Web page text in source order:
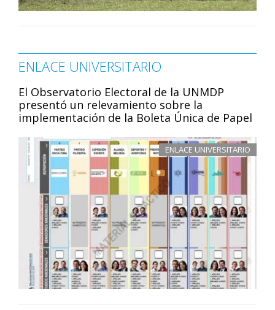
ENLACE UNIVERSITARIO
El Observatorio Electoral de la UNMDP
presentó un relevamiento sobre la
implementación de la Boleta Única de Papel
ENLACE UNIVERSITARIO